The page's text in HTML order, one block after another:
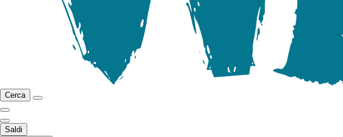
Cerca
Saldi